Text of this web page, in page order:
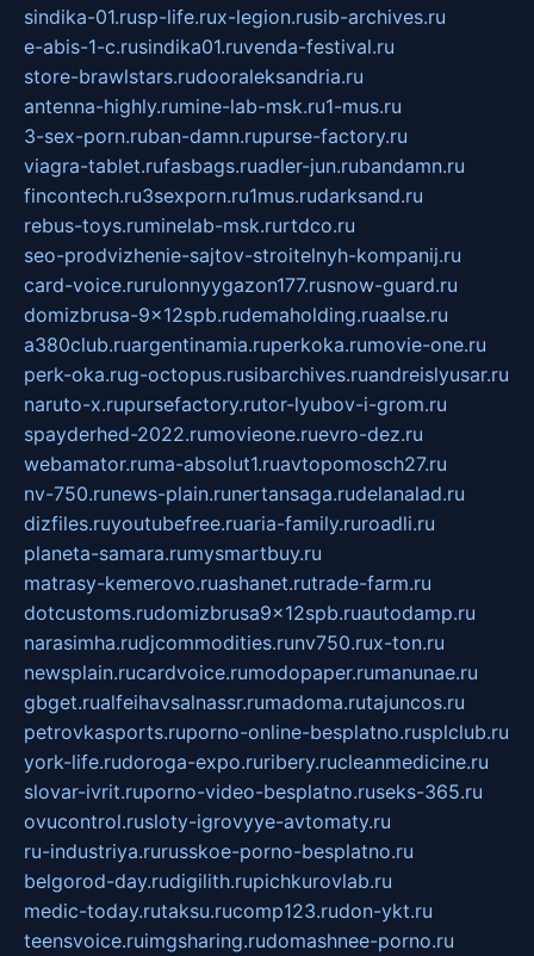
sindika-01.rusp-life.rux-legion.rusib-archives.ru
e-abis-1-c.rusindika01.ruvenda-festival.ru
store-brawlstars.rudooraleksandria.ru
antenna-highly.rumine-lab-msk.ru1-mus.ru
3-sex-porn.ruban-damn.rupurse-factory.ru
viagra-tablet.rufasbags.ruadler-jun.rubandamn.ru
fincontech.ru3sexporn.ru1mus.rudarksand.ru
rebus-toys.ruminelab-msk.rurtdco.ru
seo-prodvizhenie-sajtov-stroitelnyh-kompanij.ru
card-voice.rurulonnyygazon177.rusnow-guard.ru
domizbrusa-9x12spb.rudemaholding.ruaalse.ru
a380club.ruargentinamia.ruperkoka.rumovie-one.ru
perk-oka.rug-octopus.rusibarchives.ruandreislyusar.ru
naruto-x.rupursefactory.rutor-lyubov-i-grom.ru
spayderhed-2022.rumovieone.ruevro-dez.ru
webamator.ruma-absolut1.ruavtopomosch27.ru
nv-750.runews-plain.runertansaga.rudelanalad.ru
dizfiles.ruyoutubefree.ruaria-family.ruroadli.ru
planeta-samara.rumysmartbuy.ru
matrasy-kemerovo.ruashanet.rutrade-farm.ru
dotcustoms.rudomizbrusa9x12spb.ruautodamp.ru
narasimha.rudjcommodities.runv750.rux-ton.ru
newsplain.rucardvoice.rumodopaper.rumanunae.ru
gbget.rualfeihavsalnassr.rumadoma.rutajuncos.ru
petrovkasports.ruporno-online-besplatno.rusplclub.ru
york-life.rudoroga-expo.ruribery.rucleanmedicine.ru
slovar-ivrit.ruporno-video-besplatno.ruseks-365.ru
ovucontrol.rusloty-igrovyye-avtomaty.ru
ru-industriya.rurusskoe-porno-besplatno.ru
belgorod-day.rudigilith.rupichkurovlab.ru
medic-today.rutaksu.rucomp123.rudon-ykt.ru
teensvoice.ruimgsharing.rudomashnee-porno.ru